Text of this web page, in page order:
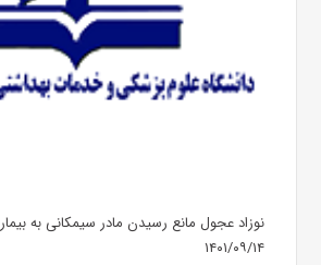
نوزاد عجول مانع رسیدن مادر سیمکانی به
۱۴۰۱/۰۹/۱۴